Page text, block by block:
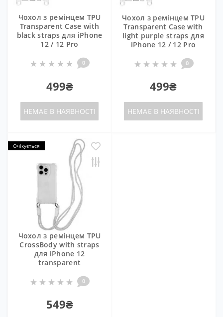
Чохол з ремінцем TPU
Transparent Case with
black straps для iPhone
12 / 12 Pro
0
499₴
НЕМАЄ В НАЯВНОСТІ
Чохол з ремінцем TPU
Transparent Case with
light purple straps для
iPhone 12 / 12 Pro
0
499₴
НЕМАЄ В НАЯВНОСТІ
Очікується
Чохол з ремінцем TPU
CrossBody with straps
для iPhone 12
transparent
0
549₴